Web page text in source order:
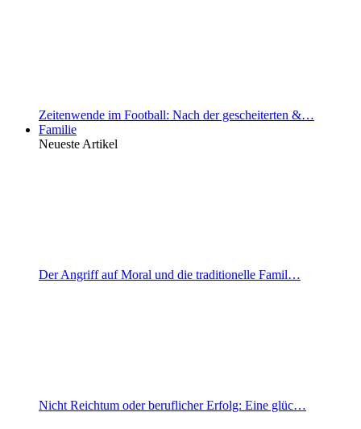
Zeitenwende im Football: Nach der gescheiterten &…
Familie
Neueste Artikel
Der Angriff auf Moral und die traditionelle Famil…
Nicht Reichtum oder beruflicher Erfolg: Eine glüc…